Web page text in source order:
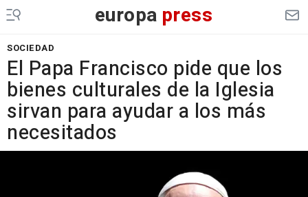
europa press
SOCIEDAD
El Papa Francisco pide que los
bienes culturales de la Iglesia
sirvan para ayudar a los más
necesitados